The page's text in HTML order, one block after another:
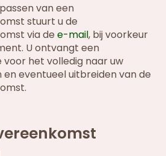
van een
stuurt u de
via dee-mail, bij voorkeur
U ontvangt een
het volledig naar uw
en eventueel uitbreiden van de